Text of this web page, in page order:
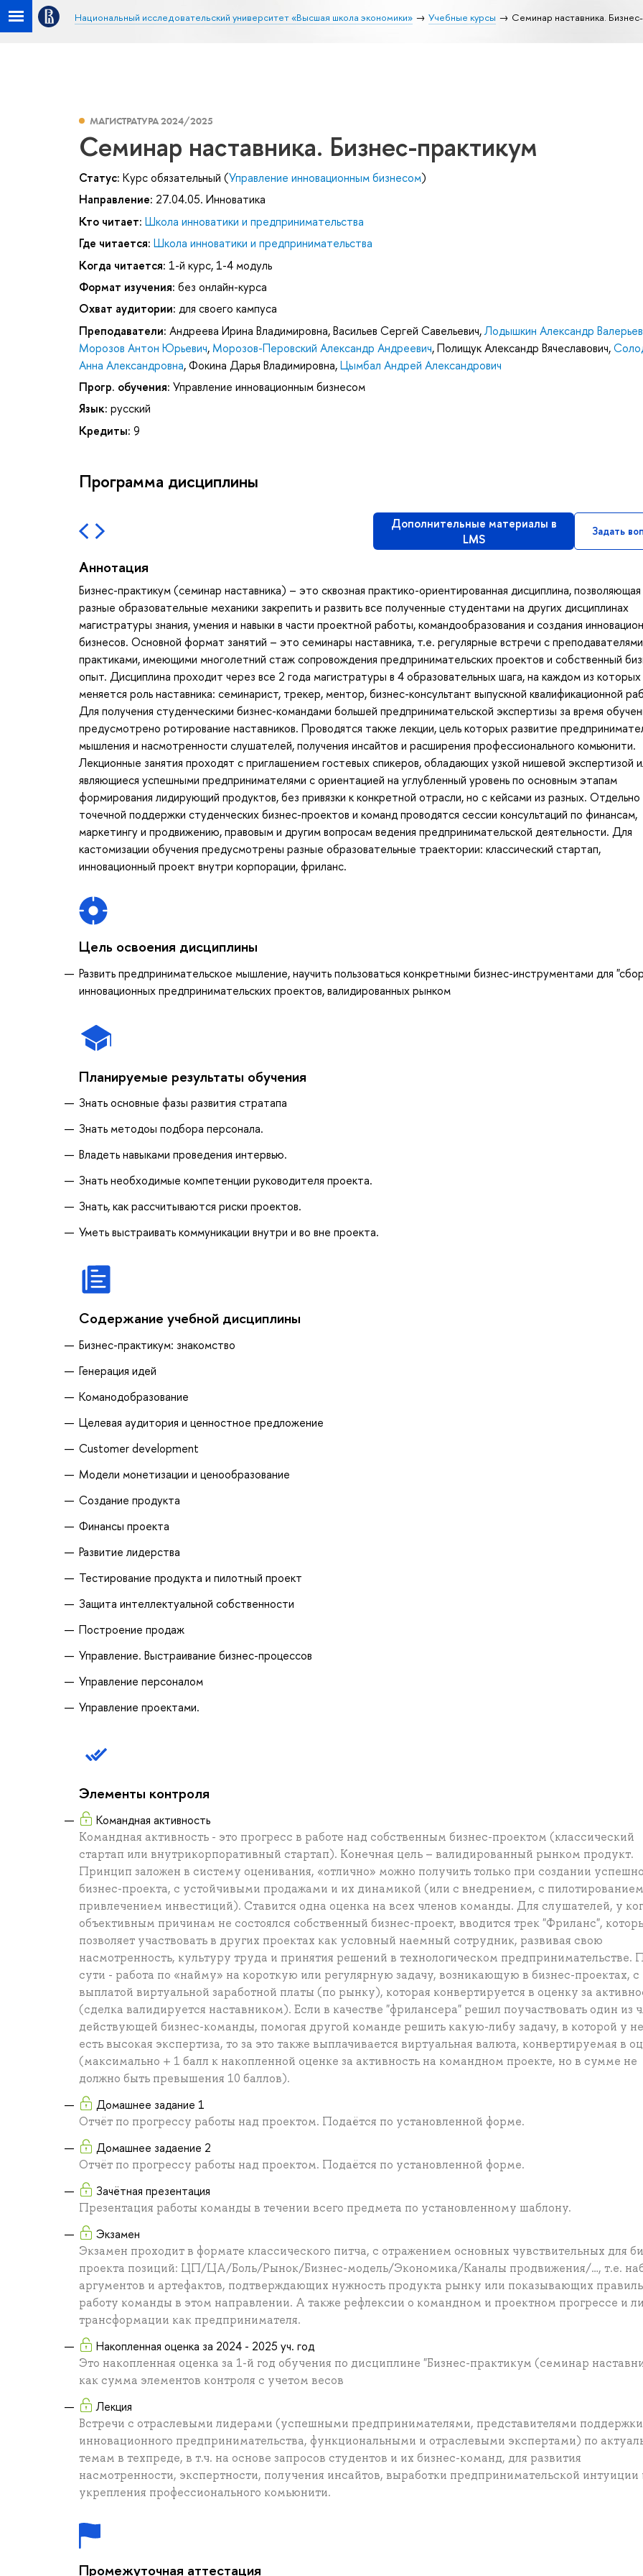
Национальный исследовательский университет «Высшая школа экономики» Учебные курсы Семинар наставника.
МАГИСТРАТУРА 2024/2025
Семинар наставника. Бизнес-практикум
Статус: Курс обязательный (Управление инновационным бизнесом)
Направление: 27.04.05. Инноватика
Кто читает: Школа инноватики и предпринимательства
Где читается: Школа инноватики и предпринимательства
Когда читается: 1-й курс, 1-4 модуль
Формат изучения: без онлайн-курса
Охват аудитории: для своего кампуса
Преподаватели: Андреева Ирина Владимировна,Васильев Сергей Савельевич,Лодышкин Александр
Морозов Антон Юрьевич, Морозов-Перовский Александр Андреевич,Полищук Александр Вячеславович,
Анна Александровна,Фокина Дарья Владимировна,Цымбал Андрей Александрович
Прогр. обучения: Управление инновационным бизнесом
Язык: русский
Кредиты: 9
Программа дисциплины
Дополнительные материалы в
LMS
Задать
Аннотация
Бизнес-практикум (семинар наставника) – это сквозная практико-ориентированная дисциплина,
разные образовательные механики закрепить и развить все полученные студентами на других дисциплинах
магистратуры знания, умения и навыки в части проектной работы, командообразования и создания
бизнесов. Основной формат занятий – это семинары наставника, т.е. регулярные встречи с
практиками, имеющими многолетний стаж сопровождения предпринимательских проектов и собственный
опыт. Дисциплина проходит через все 2 года магистратуры в 4 образовательных шага, на каждом из которых
меняется роль наставника: семинарист, трекер, ментор, бизнес-консультант выпускной квалификационной
Для получения студенческими бизнес-командами большей предпринимательской экспертизы за время
предусмотрено ротирование наставников. Проводятся также лекции, цель которых развитие
мышления и насмотренности слушателей, получения инсайтов и расширения профессионального комьюнити.
Лекционные занятия проходят с приглашением гостевых спикеров, обладающих узкой нишевой экспертизой
являющиеся успешными предпринимателями с ориентацией на углубленный уровень по основным этапам
формирования лидирующий продуктов, без привязки к конкретной отрасли, но с кейсами из разных. Отдельно
точечной поддержки студенческих бизнес-проектов и команд проводятся сессии консультаций по финансам,
маркетингу и продвижению, правовым и другим вопросам ведения предпринимательской деятельности. Для
кастомизации обучения предусмотрены разные образовательные траектории: классический стартап,
инновационный проект внутри корпорации, фриланс.
Цель освоения дисциплины
Развить предпринимательское мышление, научить пользоваться конкретными бизнес-инструментами для
инновационных предпринимательских проектов, валидированных рынком
Планируемые результаты обучения
Знать основные фазы развития стратапа
Знать методоы подбора персонала.
Владеть навыками проведения интервью.
Знать необходимые компетенции руководителя проекта.
Знать, как рассчитываются риски проектов.
Уметь выстраивать коммуникации внутри и во вне проекта.
Содержание учебной дисциплины
Бизнес-практикум: знакомство
Генерация идей
Команодобразование
Целевая аудитория и ценностное предложение
Customer development
Модели монетизации и ценообразование
Создание продукта
Финансы проекта
Развитие лидерства
Тестирование продукта и пилотный проект
Защита интеллектуальной собственности
Построение продаж
Управление. Выстраивание бизнес-процессов
Управление персоналом
Управление проектами.
Элементы контроля
Командная активность
Командная активность - это прогресс в работе над собственным бизнес-проектом (классический
стартап или внутрикорпоративный стартап). Конечная цель – валидированный рынком продукт.
Принцип заложен в систему оценивания, «отлично» можно получить только при создании
бизнес-проекта, с устойчивыми продажами и их динамикой (или с внедрением, с
привлечением инвестиций). Ставится одна оценка на всех членов команды. Для слушателей, у
объективным причинам не состоялся собственный бизнес-проект, вводится трек "Фриланс",
позволяет участвовать в других проектах как условный наемный сотрудник, развивая свою
насмотренность, культуру труда и принятия решений в технологическом предпринимательстве.
сути - работа по «найму» на короткую или регулярную задачу, возникающую в бизнес-проектах, с
выплатой виртуальной заработной платы (по рынку), которая конвертируется в оценку за
(сделка валидируется наставником). Если в качестве "фрилансера" решил поучаствовать один из
действующей бизнес-команды, помогая другой команде решить какую-либу задачу, в которой у
есть высокая экспертиза, то за это также выплачивается виртуальная валюта, конвертируемая в
(максимально + 1 балл к накопленной оценке за активность на командном проекте, но в сумме не
должно быть превышения 10 баллов).
Домашнее задание 1
Отчёт по прогрессу работы над проектом. Подаётся по установленной форме.
Домашнее задаение 2
Отчёт по прогрессу работы над проектом. Подаётся по установленной форме.
Зачётная презентация
Презентация работы команды в течении всего предмета по установленному шаблону.
Экзамен
Экзамен проходит в формате классического питча, с отражением основных чувствительных для
проекта позиций: ЦП/ЦА/Боль/Рынок/Бизнес-модель/Экономика/Каналы продвижения/…, т.е.
аргументов и артефактов, подтверждающих нужность продукта рынку или показывающих
работу команды в этом направлении. А также рефлексии о командном и проектном прогрессе и
трансформации как предпринимателя.
Накопленная оценка за 2024 - 2025 уч. год
Это накопленная оценка за 1-й год обучения по дисциплине "Бизнес-практикум (семинар
как сумма элементов контроля с учетом весов
Лекция
Встречи с отраслевыми лидерами (успешными предпринимателями, представителями поддержки
инновационного предпринимательства, функциональными и отраслевыми экспертами) по
темам в техпреде, в т.ч. на основе запросов студентов и их бизнес-команд, для развития
насмотренности, экспертности, получения инсайтов, выработки предпринимательской интуиции
укрепления профессионального комьюнити.
Промежуточная аттестация